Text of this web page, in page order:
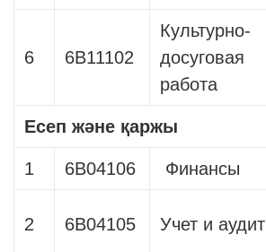
6 6В11102
Культурно-
досуговая
работа
Есеп және қаржы
1 6B04106 Финансы
2 6B04105 Учет и аудит